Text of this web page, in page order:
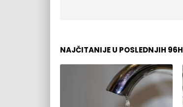
NAJČITANIJE U POSLEDNJIH 96H